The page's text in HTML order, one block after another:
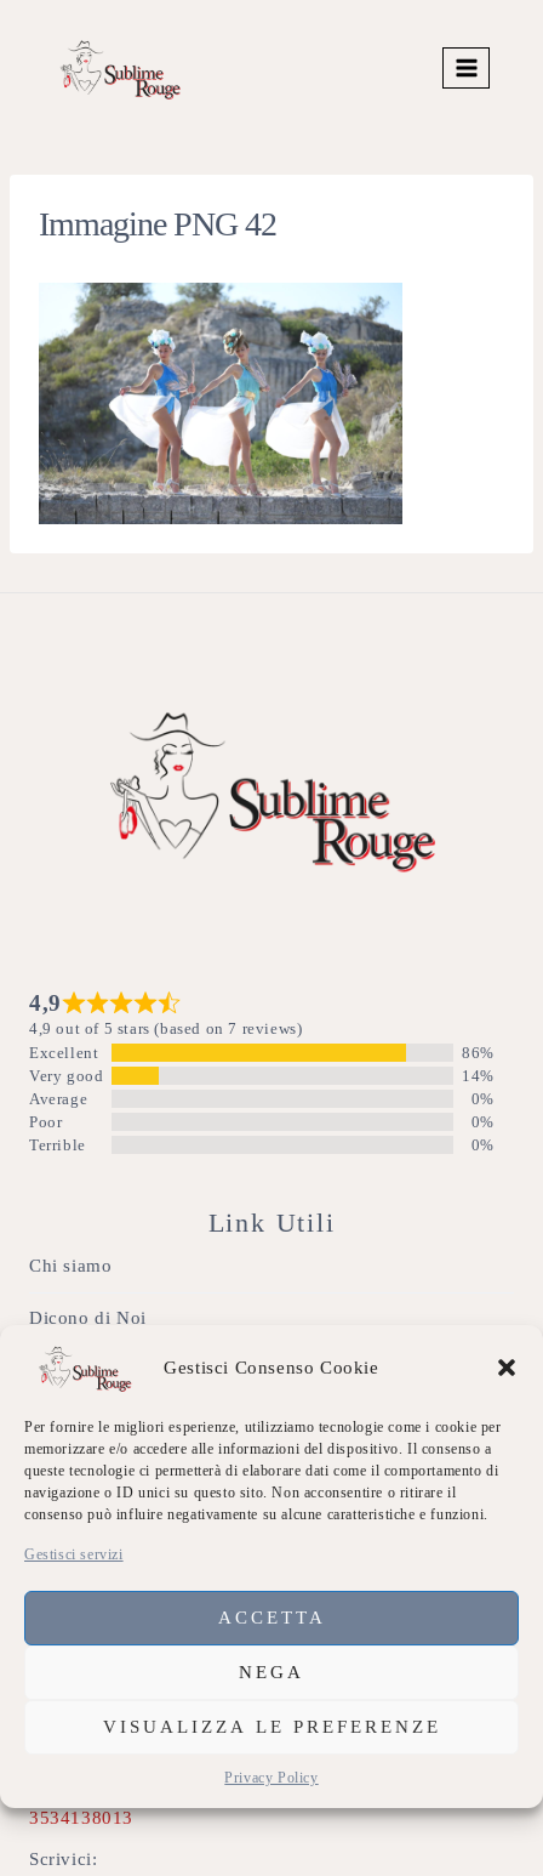
Gestisci Consenso Cookie
Per fornire le migliori esperienze, utilizziamo tecnologie come i cookie per
memorizzare e/o accedere alle informazioni del dispositivo. Il consenso a
queste tecnologie ci permetterà di elaborare dati come il comportamento di
navigazione o ID unici su questo sito. Non acconsentire o ritirare il
consenso può influire negativamente su alcune caratteristiche e funzioni.
Gestisci servizi
ACCETTA
NEGA
VISUALIZZA LE PREFERENZE
Privacy Policy
Immagine PNG 42
4,9
4,9 out of 5 stars (based on 7 reviews)
Excellent
86%
Very good
14%
Average
0%
Poor
0%
Terrible
0%
Link Utili
Chi siamo
Dicono di Noi
Eventi Sublime
Galleria
Contatti
Privacy Policy
Contatti
74020 Montemesola (TA)
3534138013
Scrivici: